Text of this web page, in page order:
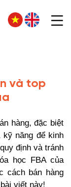
và top
hàng, đặc biệt
năng để kinh
định và tránh
học FBA của
cách bán hàng
viết này!